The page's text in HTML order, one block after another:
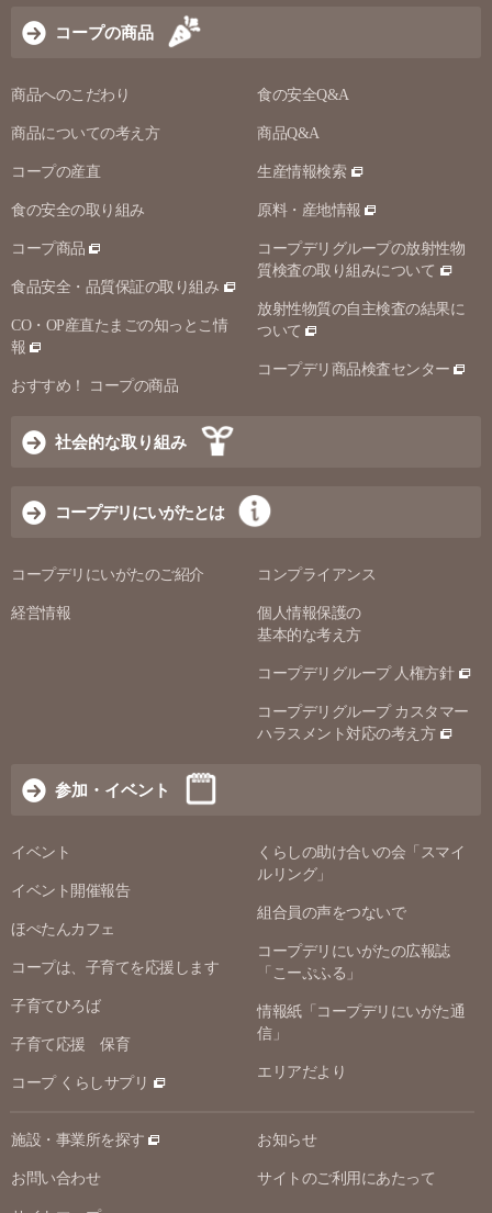
コープの商品
商品へのこだわり
商品についての考え方
コープの産直
食の安全の取り組み
コープ商品
食品安全・品質保証の取り組み
CO・OP産直たまごの知っとこ情
報
おすすめ！ コープの商品
食の安全Q&A
商品Q&A
生産情報検索
原料・産地情報
コープデリグループの放射性物
質検査の取り組みについて
放射性物質の自主検査の結果に
ついて
コープデリ商品検査センター
社会的な取り組み
コープデリにいがたとは
コープデリにいがたのご紹介
経営情報
コンプライアンス
個人情報保護の
基本的な考え方
コープデリグループ 人権方針
コープデリグループ カスタマー
ハラスメント対応の考え方
参加・イベント
イベント
イベント開催報告
ほぺたんカフェ
コープは、子育てを応援します
子育てひろば
子育て応援 保育
コープ くらしサプリ
くらしの助け合いの会「スマイ
ルリング」
組合員の声をつないで
コープデリにいがたの広報誌
「こーぷふる」
情報紙「コープデリにいがた通
信」
エリアだより
施設・事業所を探す
お問い合わせ
お知らせ
サイトのご利用にあたって